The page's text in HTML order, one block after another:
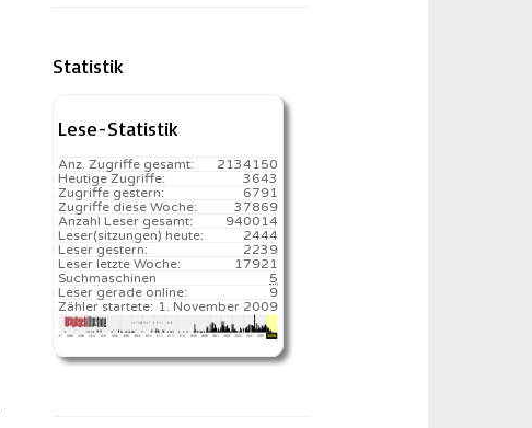
Statistik
Lese-Statistik
2134150
Anz. Zugriffe gesamt:
3643
Heutige Zugriffe:
6791
Zugriffe gestern:
37869
Zugriffe diese Woche:
940014
Anzahl Leser gesamt:
2444️
Leser(sitzungen) heute:
2239
Leser gestern:
17921️
Leser letzte Woche:
5
Suchmaschinen
9
Leser gerade online:
1. November 2009
Zähler startete: